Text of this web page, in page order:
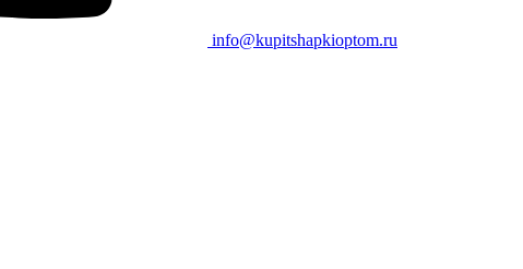
info@kupitshapkioptom.ru